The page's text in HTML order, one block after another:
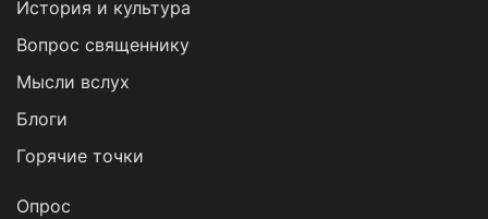
История и культура
Вопрос священнику
Мысли вслух
Блоги
Горячие точки
Опрос